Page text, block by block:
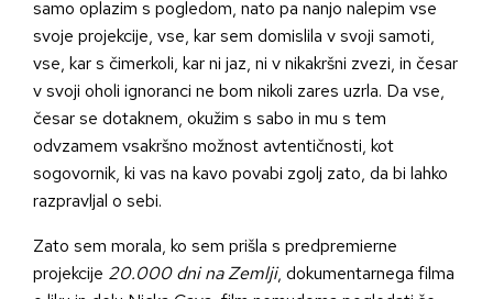
samo oplazim s pogledom, nato pa nanjo nalepim vse
svoje projekcije, vse, kar sem domislila v svoji samoti,
vse, kar s čimerkoli, kar ni jaz, ni v nikakršni zvezi, in česar
v svoji oholi ignoranci ne bom nikoli zares uzrla. Da vse,
česar se dotaknem, okužim s sabo in mu s tem
odvzamem vsakršno možnost avtentičnosti, kot
sogovornik, ki vas na kavo povabi zgolj zato, da bi lahko
razpravljal o sebi.
Zato sem morala, ko sem prišla s predpremierne
projekcije 20.000 dni na Zemlji, dokumentarnega filma